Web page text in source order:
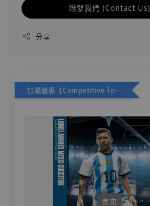
聯繫我們 (Contact Us)
分享
加購優惠【Competitive Toys 梅西 [CM001]】
售完